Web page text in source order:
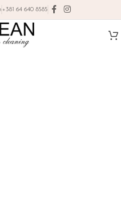
+381 64 640 8585